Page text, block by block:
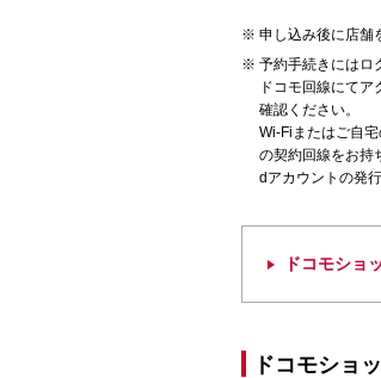
申し込み後に店舗
予約手続きにはロ
ドコモ回線にて
確認ください。
Wi-Fiまたはご自
の契約回線をお持
dアカウントの発
ドコモショ
ドコモショ